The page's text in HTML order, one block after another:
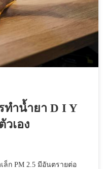
ทำน้ำยา D I Y
เอง
ล็ก PM 2.5 มีอันตรายต่อ